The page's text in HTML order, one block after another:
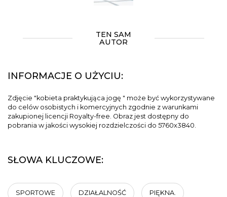
TEN SAM
AUTOR
INFORMACJE O UŻYCIU:
Zdjęcie "kobieta praktykująca jogę " może być wykorzystywane
do celów osobistych i komercyjnych zgodnie z warunkami
zakupionej licencji Royalty-free. Obraz jest dostępny do
pobrania w jakości wysokiej rozdzielczości do 5760x3840.
SŁOWA KLUCZOWE:
SPORTOWE DZIAŁALNOŚĆ PIĘKNA.